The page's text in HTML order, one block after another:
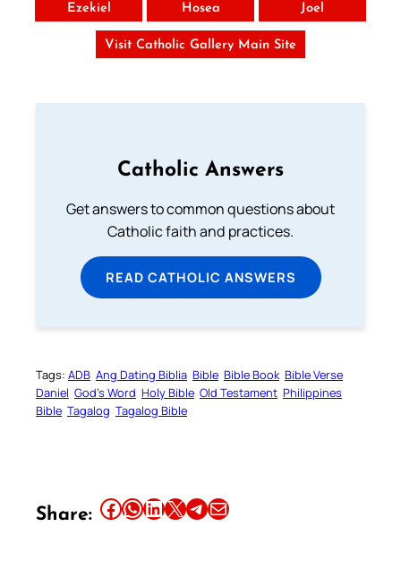
Ezekiel Hosea Joel
Visit Catholic Gallery Main Site
Catholic Answers
Get answers to common questions about
Catholic faith and practices.
READ CATHOLIC ANSWERS
Tags: ADB Ang Dating Biblia Bible Bible Book Bible Verse
Daniel God’s Word Holy Bible Old Testament Philippines
Bible Tagalog Tagalog Bible
Share: Share this article on Facebook Share this article on WhatsApp Share this article on LinkedIn Share this article on X Share this article on TelegramEmail this Article